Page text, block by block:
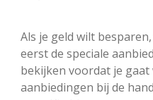
Als je geld wilt
eerst de speciale
bekijken voordat je gaat
aanbiedingen bij de